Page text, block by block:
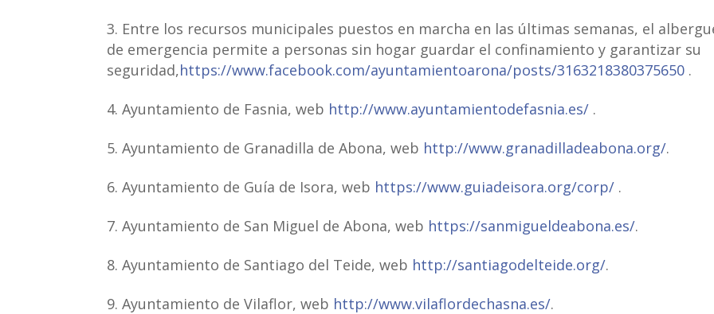
Entre los recursos municipales puestos en marcha en las últimas semanas, el
de emergencia permite a personas sin hogar guardar el confinamiento y garantizar su
seguridad,https://www.facebook.com/ayuntamientoarona/posts/3163218380375650 .
Ayuntamiento de Fasnia, web http://www.ayuntamientodefasnia.es/ .
Ayuntamiento de Granadilla de Abona, web http://www.granadilladeabona.org/.
Ayuntamiento de Guía de Isora, web https://www.guiadeisora.org/corp/ .
Ayuntamiento de San Miguel de Abona, web https://sanmigueldeabona.es/.
Ayuntamiento de Santiago del Teide, web http://santiagodelteide.org/.
Ayuntamiento de Vilaflor, web http://www.vilaflordechasna.es/.